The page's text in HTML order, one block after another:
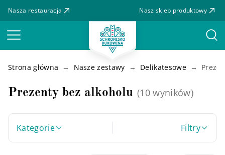
Nasza restauracja Nasz sklep produktowy
Menu
Strona główna Nasze zestawy Delikatesowe
Prezenty bez alkoholu (10 wyników)
Kategorie Filtry